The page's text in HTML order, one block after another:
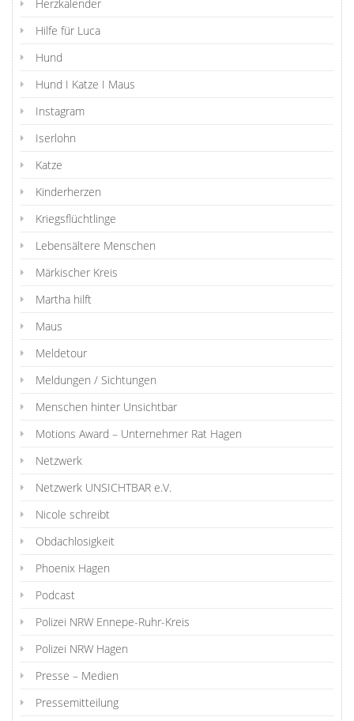
Herzkalender
Hilfe für Luca
Hund
Hund I Katze I Maus
Instagram
Iserlohn
Katze
Kinderherzen
Kriegsflüchtlinge
Lebensältere Menschen
Märkischer Kreis
Martha hilft
Maus
Meldetour
Meldungen / Sichtungen
Menschen hinter Unsichtbar
Motions Award – Unternehmer Rat Hagen
Netzwerk
Netzwerk UNSICHTBAR e.V.
Nicole schreibt
Obdachlosigkeit
Phoenix Hagen
Podcast
Polizei NRW Ennepe-Ruhr-Kreis
Polizei NRW Hagen
Presse – Medien
Pressemitteilung